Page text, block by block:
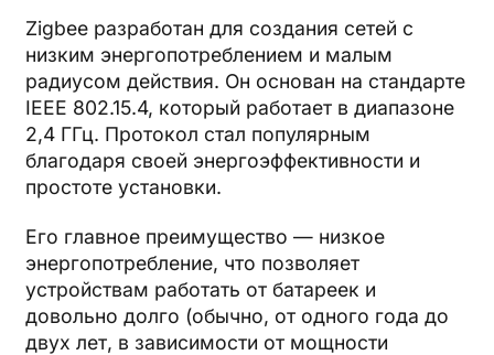
Zigbee разработан для создания сетей с
низким энергопотреблением и малым
радиусом действия. Он основан на стандарте
IEEE 802.15.4, который работает в диапазоне
2,4 ГГц. Протокол стал популярным
благодаря своей энергоэффективности и
простоте установки.
Его главное преимущество — низкое
энергопотребление, что позволяет
устройствам работать от батареек и
довольно долго (обычно, от одного года до
двух лет, в зависимости от мощности